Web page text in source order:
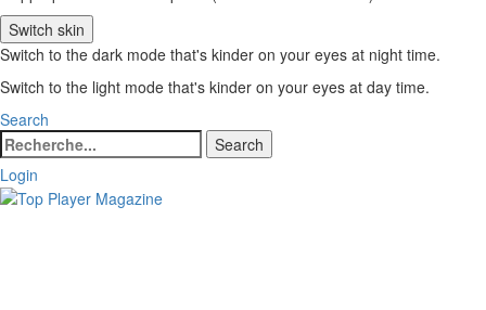
Switch skin
Switch to the dark mode that's kinder on your eyes at night time.
Switch to the light mode that's kinder on your eyes at day time.
Search
Search
for:
Search
Login